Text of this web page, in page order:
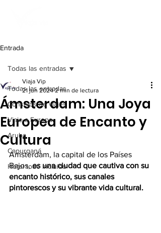
Entrada
Todas las entradas
Consejos de viajes
Viaje a Europa
Aruba
Capurganá
Hotel todo incluido
Todas las entradas
Ámsterdam: Una Joya
Europea de Encanto y
Cultura
Viaja Vip
21 jun 2024 2 min de lectura
Ámsterdam, la capital de los Países
Bajos, es una ciudad que cautiva con su
encanto histórico, sus canales
pintorescos y su vibrante vida cultural.